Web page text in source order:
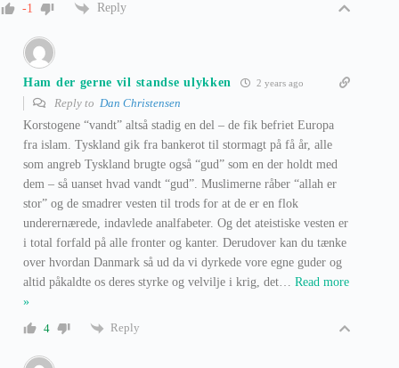
-1 Reply
Ham der gerne vil standse ulykken 2 years ago
Reply to Dan Christensen
Korstogene “vandt” altså stadig en del – de fik befriet Europa
fra islam. Tyskland gik fra bankerot til stormagt på få år, alle
som angreb Tyskland brugte også “gud” som en der holdt med
dem – så uanset hvad vandt “gud”. Muslimerne råber “allah er
stor” og de smadrer vesten til trods for at de er en flok
underernærede, indavlede analfabeter. Og det ateistiske vesten er
i total forfald på alle fronter og kanter. Derudover kan du tænke
over hvordan Danmark så ud da vi dyrkede vore egne guder og
altid påkaldte os deres styrke og velvilje i krig, det… Read more
»
4
Reply